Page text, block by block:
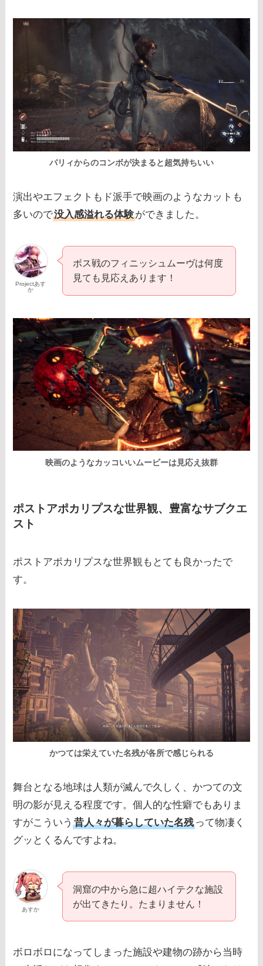
パリィからのコンボが決まると超気持ちいい
演出やエフェクトもド派手で映画のようなカットも
多いので没入感溢れる体験ができました。
Projectあす
か
ボス戦のフィニッシュムーヴは何度
見ても見応えあります！
映画のようなカッコいいムービーは見応え抜群
ポストアポカリプスな世界観、豊富なサブクエ
スト
ポストアポカリプスな世界観もとても良かったで
す。
かつては栄えていた名残が各所で感じられる
舞台となる地球は人類が滅んで久しく、かつての文
明の影が見える程度です。個人的な性癖でもありま
すがこういう昔人々が暮らしていた名残って物凄く
グッとくるんですよね。
あすか
洞窟の中から急に超ハイテクな施設
が出てきたり。たまりません！
ボロボロになってしまった施設や建物の跡から当時